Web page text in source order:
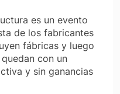
es un evento
de los fabricantes
fábricas y luego
con un
y sin ganancias